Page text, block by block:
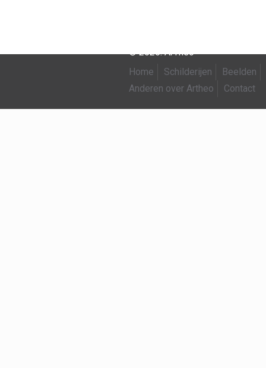
© 2026. ArTheo
Home
Schilderijen
Beelden
Anderen over Artheo
Contact